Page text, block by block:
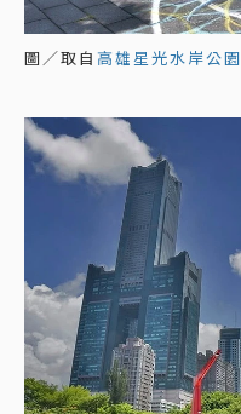
圖／取自 高雄星光水岸公園